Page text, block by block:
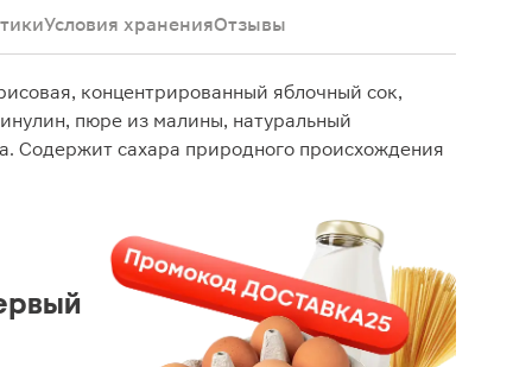
Условия храненияОтзывы
концентрированный яблочный сок,
пюре из малины, натуральный
Содержит сахара природного происхождения